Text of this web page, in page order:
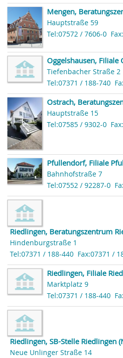
Mengen,
Hauptstraße 59
Tel:07572 / 7606-0
Oggelshausen, Filiale
Tiefenbacher Straße 2
Tel:07371 / 188-740
Ostrach,
Hauptstraße 15
Tel:07585 / 9302-0
Pfullendorf, Filiale
Bahnhofstraße 7
Tel:07552 / 92287-0
Riedlingen, Beratungszentrum
Hindenburgstraße 1
Tel:07371 / 188-440 Fax:07371 /
Riedlingen, Filiale
Marktplatz 9
Tel:07371 / 188-440
Riedlingen, SB-Stelle Riedlingen
Neue Unlinger Straße 14